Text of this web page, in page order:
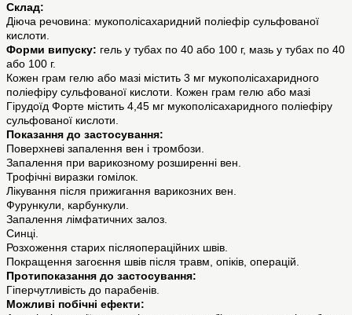
Склад:
Діюча речовина: мукополісахаридний поліефір сульфованої
кислоти.
Форми випуску: гель у тубах по 40 або 100 г, мазь у тубах по 40
або 100 г.
Кожен грам гелю або мазі містить 3 мг мукополісахаридного
поліефіру сульфованої кислоти. Кожен грам гелю або мазі
Гірудоїд Форте містить 4,45 мг мукополісахаридного поліефіру
сульфованої кислоти.
Показання до застосування:
Поверхневі запалення вен і тромбози.
Запалення при варикозному розширенні вен.
Трофічні виразки гомілок.
Лікування після прижигання варикозних вен.
Фурункули, карбункули.
Запалення лімфатичних залоз.
Синці.
Розхоження старих післяопераційних швів.
Покращення загоєння швів після травм, опіків, операцій.
Протипоказання до застосування:
Гіперчутливість до парабенів.
Можливі побічні ефекти: